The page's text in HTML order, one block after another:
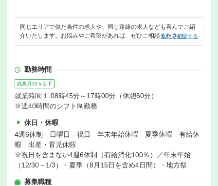
同じエリアで似た条件の求人や、同じ路線の求人なども喜んでご紹
介いたします。お悩みやご希望があれば、ぜひご相談ください。
無料で相談する
勤務時間
残業月10ｈ以下
就業時間１:08時45分～17時00分（休憩60分）
※週40時間のシフト制勤務
休日・休暇
4週6休制 日曜日 祝日 年末年始休暇 夏季休暇 有給休
暇 出産・育児休暇
※祝日を含まない4週6休制（有給消化100％）／年末年始
（12/30－1/3）・夏季（8月15日を含め4日間）・地方祭
募集職種